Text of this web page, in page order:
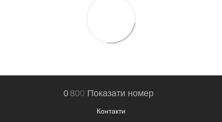
0 800 Показати номер
Контакти